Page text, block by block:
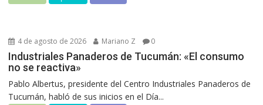
4 de agosto de 2026 Mariano Z 0
Industriales Panaderos de Tucumán: «El consumo
no se reactiva»
Pablo Albertus, presidente del Centro Industriales Panaderos de
Tucumán, habló de sus inicios en el Día...